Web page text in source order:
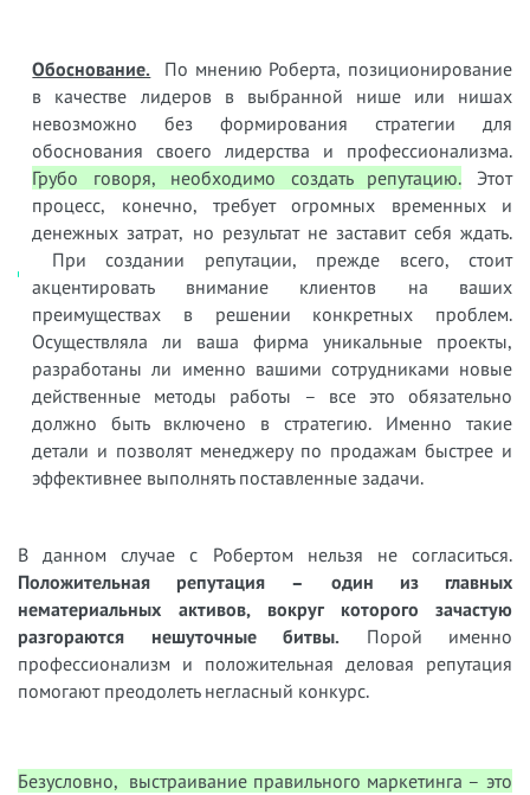
Обоснование. По мнению Роберта, позиционирование
в качестве лидеров в выбранной нише или нишах
невозможно без формирования стратегии для
обоснования своего лидерства и профессионализма.
Грубо говоря, необходимо создать репутацию. Этот
процесс, конечно, требует огромных временных и
денежных затрат, но результат не заставит себя ждать.
При создании репутации, прежде всего, стоит
акцентировать внимание клиентов на ваших
преимуществах в решении конкретных проблем.
Осуществляла ли ваша фирма уникальные проекты,
разработаны ли именно вашими сотрудниками новые
действенные методы работы – все это обязательно
должно быть включено в стратегию. Именно такие
детали и позволят менеджеру по продажам быстрее и
эффективнее выполнять поставленные задачи.
В данном случае с Робертом нельзя не согласиться.
Положительная репутация – один из главных
нематериальных активов, вокруг которого зачастую
разгораются нешуточные битвы. Порой именно
профессионализм и положительная деловая репутация
помогают преодолеть негласный конкурс.
Безусловно, выстраивание правильного маркетинга – это